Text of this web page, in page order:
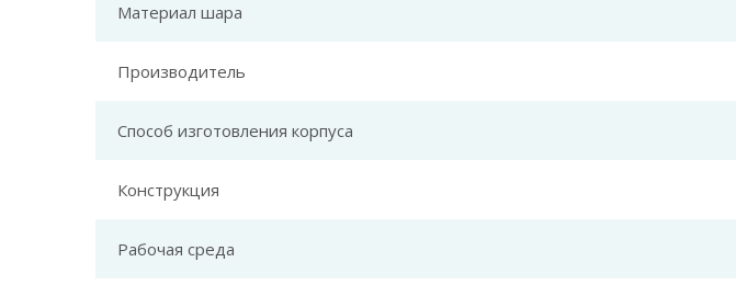
Материал шара
Производитель
Способ изготовления корпуса
Конструкция
Рабочая среда